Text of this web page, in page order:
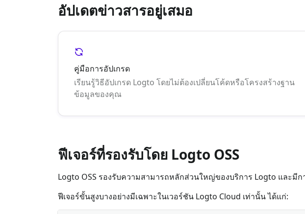
อัปเดตข่าวสารอยู่เสมอ
คู่มือการอัปเกรด
เรียนรู้วิธีอัปเกรด Logto โดยไม่ต้องเปลี่ยนโค้ดหรือโครงสร้างฐาน
ข้อมูลของคุณ
ฟีเจอร์ที่รองรับโดย Logto OSS
Logto OSS รองรับความสามารถหลักส่วนใหญ่ของบริการ Logto และมีก
ฟีเจอร์ขั้นสูงบางอย่างมีเฉพาะในเวอร์ชัน Logto Cloud เท่านั้น ได้แก่: